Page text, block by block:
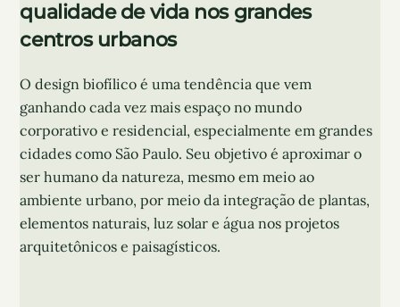
qualidade de vida nos grandes
centros urbanos
O design biofílico é uma tendência que vem
ganhando cada vez mais espaço no mundo
corporativo e residencial, especialmente em grandes
cidades como São Paulo. Seu objetivo é aproximar o
ser humano da natureza, mesmo em meio ao
ambiente urbano, por meio da integração de plantas,
elementos naturais, luz solar e água nos projetos
arquitetônicos e paisagísticos.